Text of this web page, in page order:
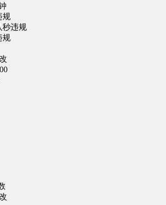
规
秒违规
规